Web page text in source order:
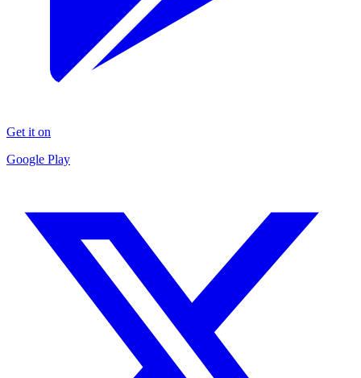
Get it on
Google Play